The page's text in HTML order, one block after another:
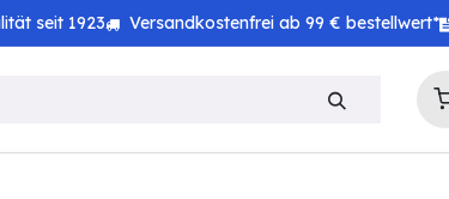
seit 1923 Versandkostenfrei ab 99 € bestellwert*